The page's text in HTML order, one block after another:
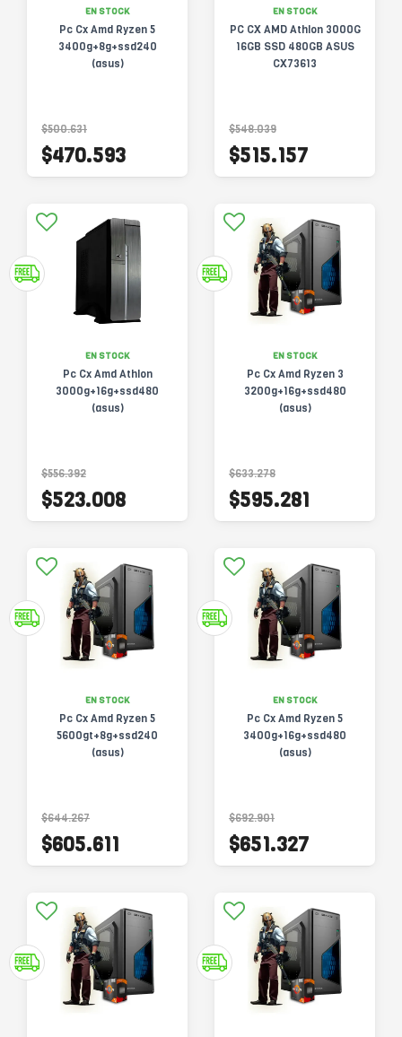
EN STOCK
Pc Cx Amd Ryzen 5
3400g+8g+ssd240
(asus)
$500.631
$470.593
EN STOCK
PC CX AMD Athlon 3000G
16GB SSD 480GB ASUS
CX73613
$548.039
$515.157
EN STOCK
Pc Cx Amd Athlon
3000g+16g+ssd480
(asus)
$556.392
$523.008
EN STOCK
Pc Cx Amd Ryzen 3
3200g+16g+ssd480
(asus)
$633.278
$595.281
EN STOCK
Pc Cx Amd Ryzen 5
5600gt+8g+ssd240
(asus)
$644.267
$605.611
EN STOCK
Pc Cx Amd Ryzen 5
3400g+16g+ssd480
(asus)
$692.901
$651.327